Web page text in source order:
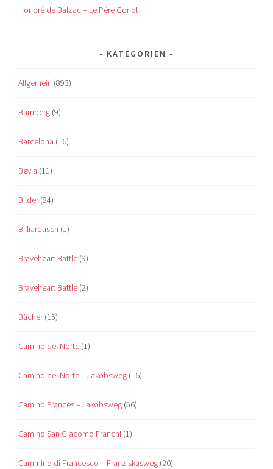
Honoré de Balzac – Le Père Goriot
KATEGORIEN
Allgemein (893)
Bamberg (9)
Barcelona (16)
Beyla (11)
Bilder(84)
Billiardtisch (1)
Braveheart Battle (9)
Braveheart Battle (2)
Bücher(15)
Camino del Norte (1)
Camino del Norte – Jakobsweg (16)
Camino Francés – Jakobsweg (56)
Camino San Giacomo Franchi (1)
Cammino di Francesco – Franziskusweg (20)